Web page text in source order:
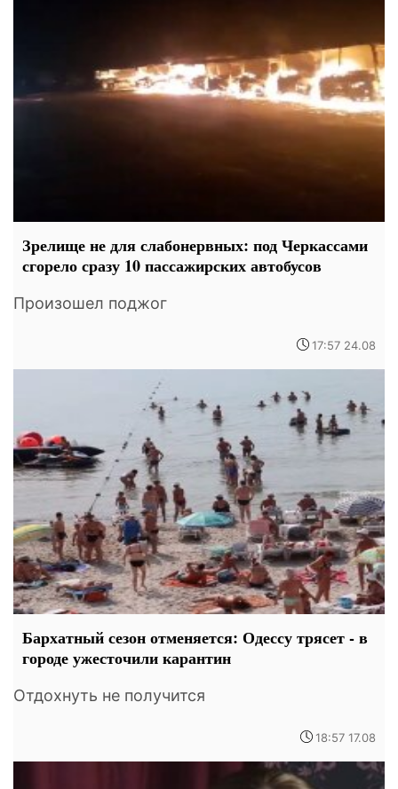
Зрелище не для слабонервных: под Черкассами
сгорело сразу 10 пассажирских автобусов
Произошел поджог
17:57 24.08
Бархатный сезон отменяется: Одессу трясет - в
городе ужесточили карантин
Отдохнуть не получится
18:57 17.08